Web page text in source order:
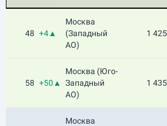
48 +4▲
Москва
(Западный
АО)
1
58 +50▲
Москва (Юго-
Западный
АО)
1
Москва